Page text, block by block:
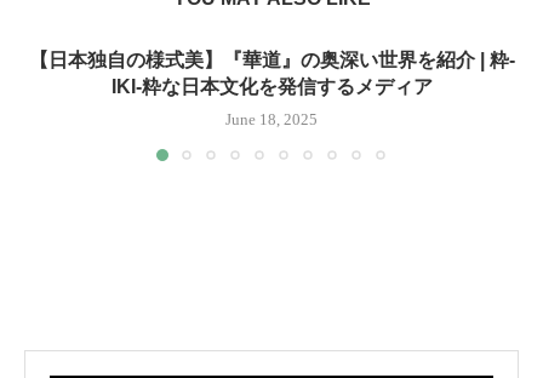
【日本独自の様式美】『華道』の奥深い世界を紹介 | 粋-
IKI-粋な日本文化を発信するメディア
June 18, 2025